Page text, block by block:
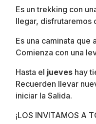
Es un trekking con
llegar, disfrutaremos
Es una caminata que
Comienza con una
Hasta el jueves hay
Recuerden llevar
iniciar la Salida.
¡LOS INVITAMOS A